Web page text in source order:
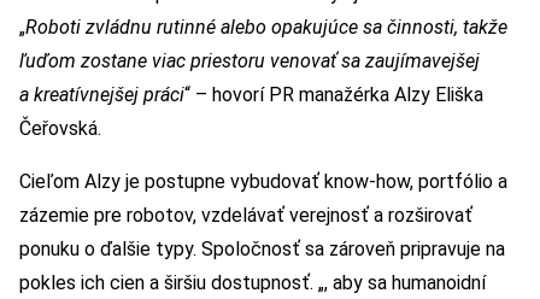
„Roboti zvládnu rutinné alebo opakujúce sa činnosti, takže
ľuďom zostane viac priestoru venovať sa zaujímavejšej
a kreatívnejšej práci“ – hovorí PR manažérka Alzy Eliška
Čeřovská.
Cieľom Alzy je postupne vybudovať know-how, portfólio a
zázemie pre robotov, vzdelávať verejnosť a rozširovať
ponuku o ďalšie typy. Spoločnosť sa zároveň pripravuje na
pokles ich cien a širšiu dostupnosť. „, aby sa humanoidní